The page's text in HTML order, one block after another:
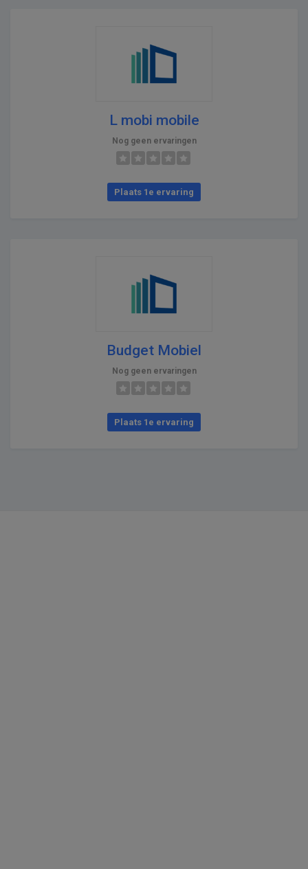
L mobi mobile
Nog geen ervaringen
Plaats 1e ervaring
Budget Mobiel
Nog geen ervaringen
Plaats 1e ervaring